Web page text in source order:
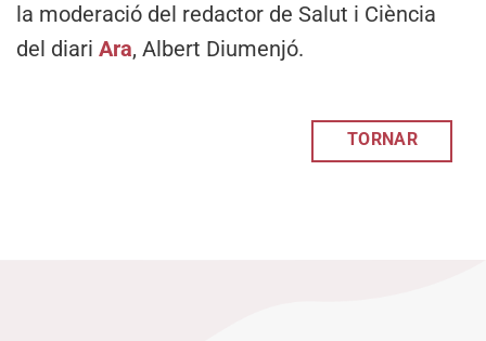
la moderació del redactor de Salut i Ciència
del diari Ara, Albert Diumenjó.
TORNAR